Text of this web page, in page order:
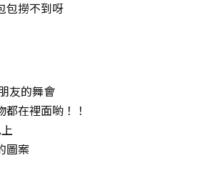
包撈不到呀
友的舞會
在裡面喲！！
圖案